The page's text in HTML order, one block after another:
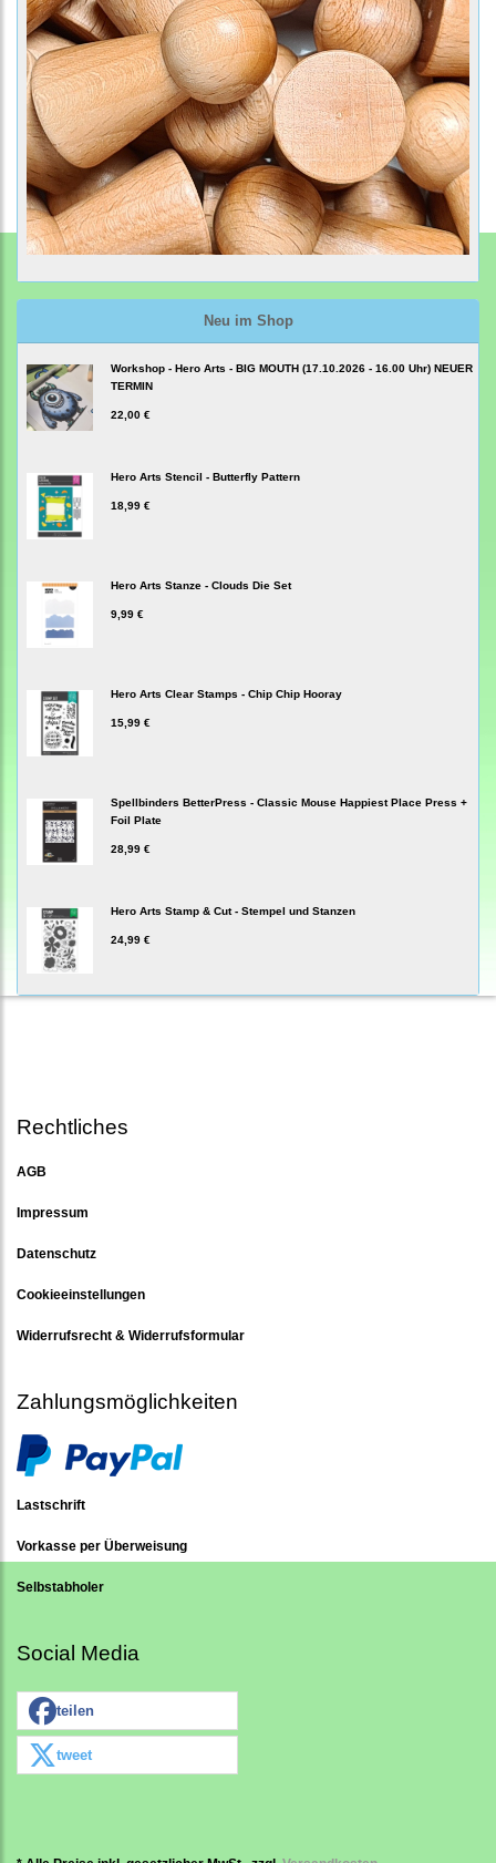
Neu im Shop
Workshop - Hero Arts - BIG MOUTH (17.10.2026 - 16.00 Uhr) NEUER
TERMIN
22,00 €
Hero Arts Stencil - Butterfly Pattern
18,99 €
Hero Arts Stanze - Clouds Die Set
9,99 €
Hero Arts Clear Stamps - Chip Chip Hooray
15,99 €
Spellbinders BetterPress - Classic Mouse Happiest Place Press +
Foil Plate
28,99 €
Hero Arts Stamp & Cut - Stempel und Stanzen
24,99 €
Rechtliches
AGB
Impressum
Datenschutz
Cookieeinstellungen
Widerrufsrecht & Widerrufsformular
Zahlungsmöglichkeiten
Lastschrift
Vorkasse per Überweisung
Selbstabholer
Social Media
teilen
tweet